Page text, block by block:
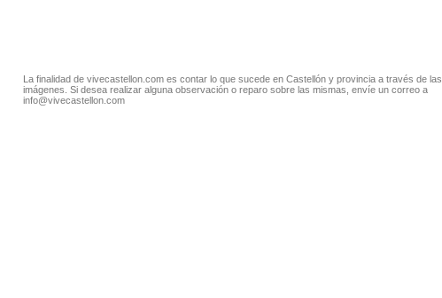
La finalidad de vivecastellon.com es contar lo que sucede en Castellón y provincia a través de las
imágenes. Si desea realizar alguna observación o reparo sobre las mismas, envíe un correo a
info@vivecastellon.com